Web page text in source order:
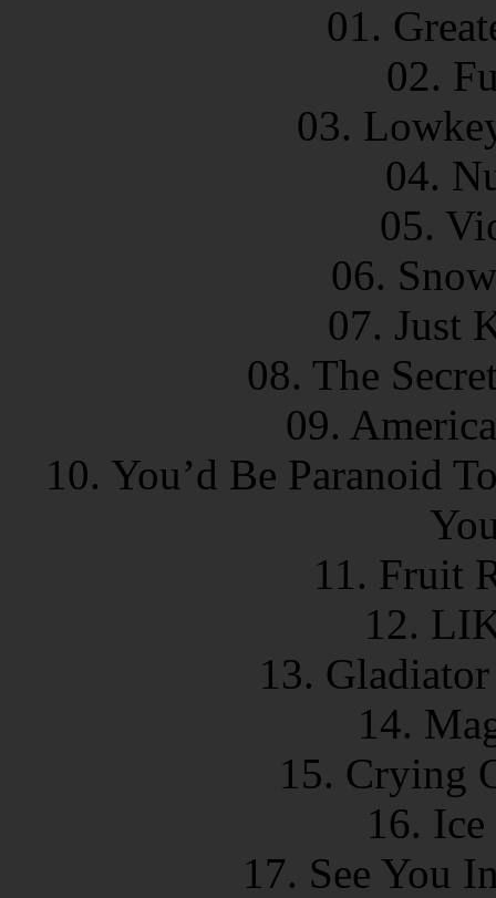
01.
02.
03.
04.
05.
06.
07. Just
08. The
09.
10. You’d Be Paranoid
11. Fruit
12.
13.
14.
15. Crying
16.
17. See You